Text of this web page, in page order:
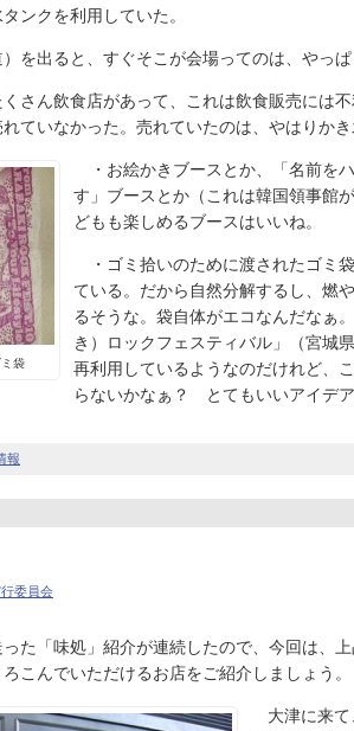
ンクを利用していた。
を出ると、すぐそこが会場ってのは、やっ
さん飲食店があって、これは飲食販売には
れていなかった。売れていたのは、やはりか
袋
・お絵かきブースとか、「名前を
す」ブースとか（これは韓国領事館
どもも楽しめるブースはいいね。
・ゴミ拾いのために渡されたゴミ
ている。だから自然分解するし、燃
るそうな。袋自体がエコなんだなぁ
き）ロックフェスティバル」（宮城
再利用しているようなのだけれど、
らないかなぁ？ とてもいいアイデ
報
委員会
た「味処」紹介が連続したので、今回は、
こんでいただけるお店をご紹介しましょう。
大津に来て